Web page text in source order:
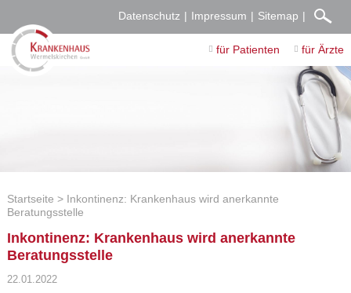
Datenschutz Impressum Sitemap
für Patienten für Ärzte
Startseite
Inkontinenz: Krankenhaus wird anerkannte
Beratungsstelle
Inkontinenz: Krankenhaus wird anerkannte
Beratungsstelle
22.01.2022